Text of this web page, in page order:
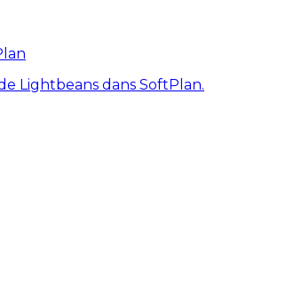
Lightbeans dans SoftPlan.